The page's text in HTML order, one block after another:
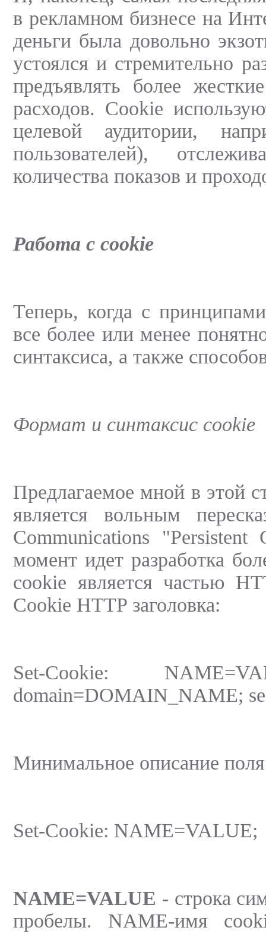
в рекламном бизнесе на
деньги была довольно
устоялся и стремительно
предъявлять более
расходов. Cookie
целевой аудитории,
пользователей),
количества показов и
Работа с cookie
Теперь, когда с
все более или менее
синтаксиса, а также
Формат и синтаксис cookie
Предлагаемое мной в этой
является вольным
Communications
момент идет разработка
cookie является частью
Cookie HTTP заголовка:
Set-Cookie:
domain=DOMAIN_NAME;
Минимальное описание
Set-Cookie: NAME=VALUE;
NAME=VALUE - строка
пробелы. NAME-имя